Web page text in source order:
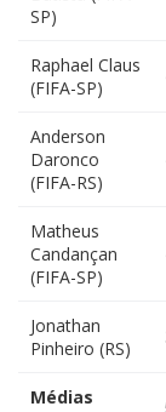
SP)
Raphael Claus
(FIFA-SP)
Anderson
Daronco
(FIFA-RS)
Matheus
Candançan
(FIFA-SP)
Jonathan
Pinheiro (RS)
Médias